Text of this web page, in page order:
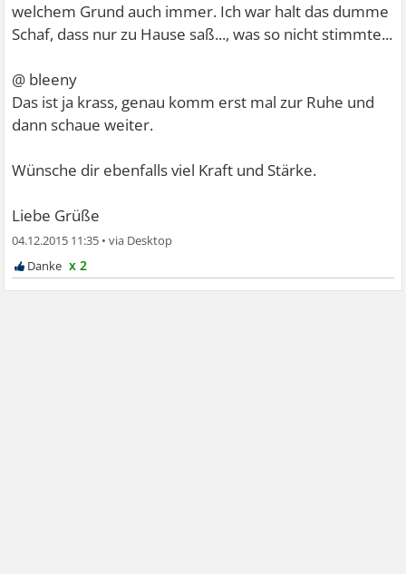
welchem Grund auch immer. Ich war halt das dumme
Schaf, dass nur zu Hause saß..., was so nicht stimmte...
@ bleeny
Das ist ja krass, genau komm erst mal zur Ruhe und
dann schaue weiter.
Wünsche dir ebenfalls viel Kraft und Stärke.
Liebe Grüße
04.12.2015 11:35 •
x 2